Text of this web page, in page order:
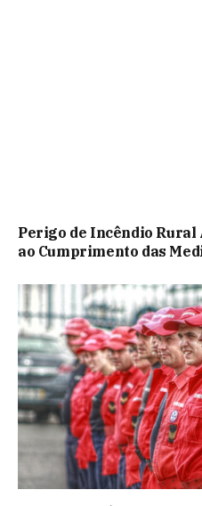
Perigo de Incêndio Rural
ao Cumprimento das